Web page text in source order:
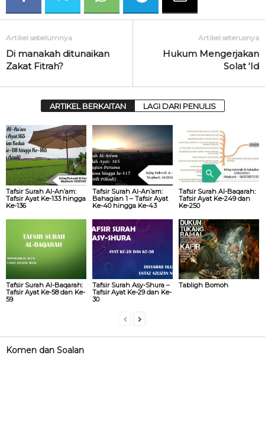
Artikel sebelumnya
Di manakah ditunaikan
Zakat Fitrah?
Artikel seterusnya
Hukum Mengerjakan
Solat ‘Id
ARTIKEL BERKAITAN LAGI DARI PENULIS
Tafsir Surah Al-An’am:
Tafsir Ayat Ke-133 hingga
Ke-136
Tafsir Surah Al-An’am:
Bahagian 1 – Tafsir Ayat
Ke-40 hingga Ke-43
Tafsir Surah Al-Baqarah:
Tafsir Ayat Ke-249 dan
Ke-250
Tafsir Surah Al-Baqarah:
Tafsir Ayat Ke-58 dan Ke-
59
Tafsir Surah Asy-Shura –
Tafsir Ayat Ke-29 dan Ke-
30
Tabligh Bomoh
Komen dan Soalan